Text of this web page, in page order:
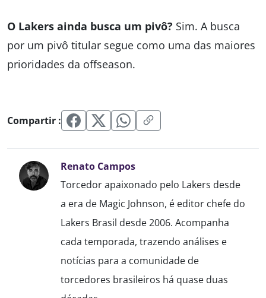
O Lakers ainda busca um pivô? Sim. A busca
por um pivô titular segue como uma das maiores
prioridades da offseason.
Compartir :
Renato Campos
Torcedor apaixonado pelo Lakers desde
a era de Magic Johnson, é editor chefe do
Lakers Brasil desde 2006. Acompanha
cada temporada, trazendo análises e
notícias para a comunidade de
torcedores brasileiros há quase duas